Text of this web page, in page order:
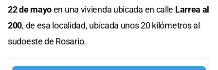
22 de mayoen una vivienda ubicada en calle Larrea al
200, de esa localidad, ubicada unos 20 kilómetros al
sudoeste de Rosario.